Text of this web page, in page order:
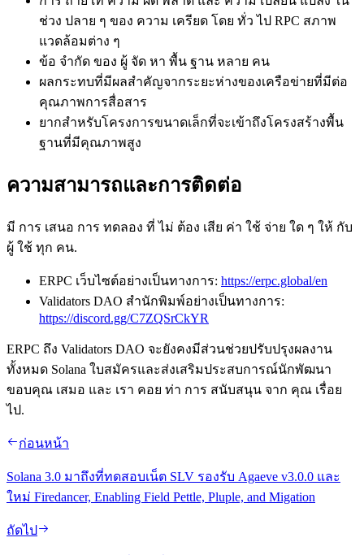
ช่วง ปลาย ๆ ของ ความ เครียด โดย ทั่ว ไป RPC สภาพ
แวดล้อมต่าง ๆ
ข้อ จํากัด ของ ผู้ จัด หา พื้น ฐาน หลาย คน
ผลกระทบที่มีผลสําคัญจากระยะห่างของเครือข่ายที่มีต่อ
คุณภาพการสื่อสาร
ยากสําหรับโครงการขนาดเล็กที่จะเข้าถึงโครงสร้างพื้น
ฐานที่มีคุณภาพสูง
ความสามารถและการติดต่อ
มี การ เสนอ การ ทดลอง ที่ ไม่ ต้อง เสีย ค่า ใช้ จ่าย ใด ๆ ให้ กับ
ผู้ ใช้ ทุก คน.
ERPC เว็บไซต์อย่างเป็นทางการ: https://erpc.global/en
Validators DAO สํานักพิมพ์อย่างเป็นทางการ:
https://discord.gg/C7ZQSrCkYR
ERPC ถึง Validators DAO จะยังคงมีส่วนช่วยปรับปรุงผลงาน
ทั้งหมด Solana ใบสมัครและส่งเสริมประสบการณ์นักพัฒนา
ขอบคุณ เสมอ และ เรา คอย ท่า การ สนับสนุน จาก คุณ เรื่อย
ไป.
ก่อนหน้า
Solana 3.0 มาถึงที่ทดสอบเน็ต SLV รองรับ Agaeve v3.0.0 และ
ใหม่ Firedancer, Enabling Field Pettle, Pluple, and Migation
ถัดไป